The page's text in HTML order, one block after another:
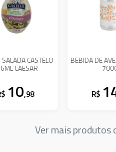
CASTELO
CAESAR
10,98
BEBIDA DE
R$
Ver mais